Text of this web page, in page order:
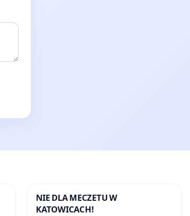
NIE DLA MECZETU W
KATOWICACH!